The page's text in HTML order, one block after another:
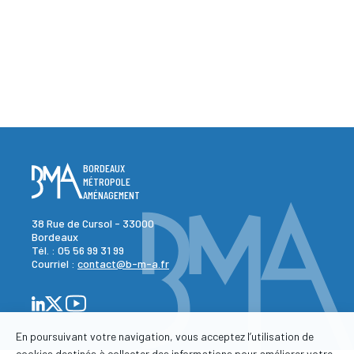
BORDEAUX
MÉTROPOLE
AMÉNAGEMENT
38 Rue de Cursol - 33000
Bordeaux
Tél. : 05 56 99 31 99
Courriel : contact@b-m-a.fr
En poursuivant votre navigation, vous acceptez l’utilisation de